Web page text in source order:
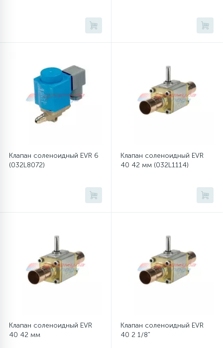
Клапан соленоидный EVR 6
(032L8072)
Клапан соленоидный EVR
40 42 мм (032L1114)
Клапан соленоидный EVR
40 42 мм
Клапан соленоидный EVR
40 2 1/8"